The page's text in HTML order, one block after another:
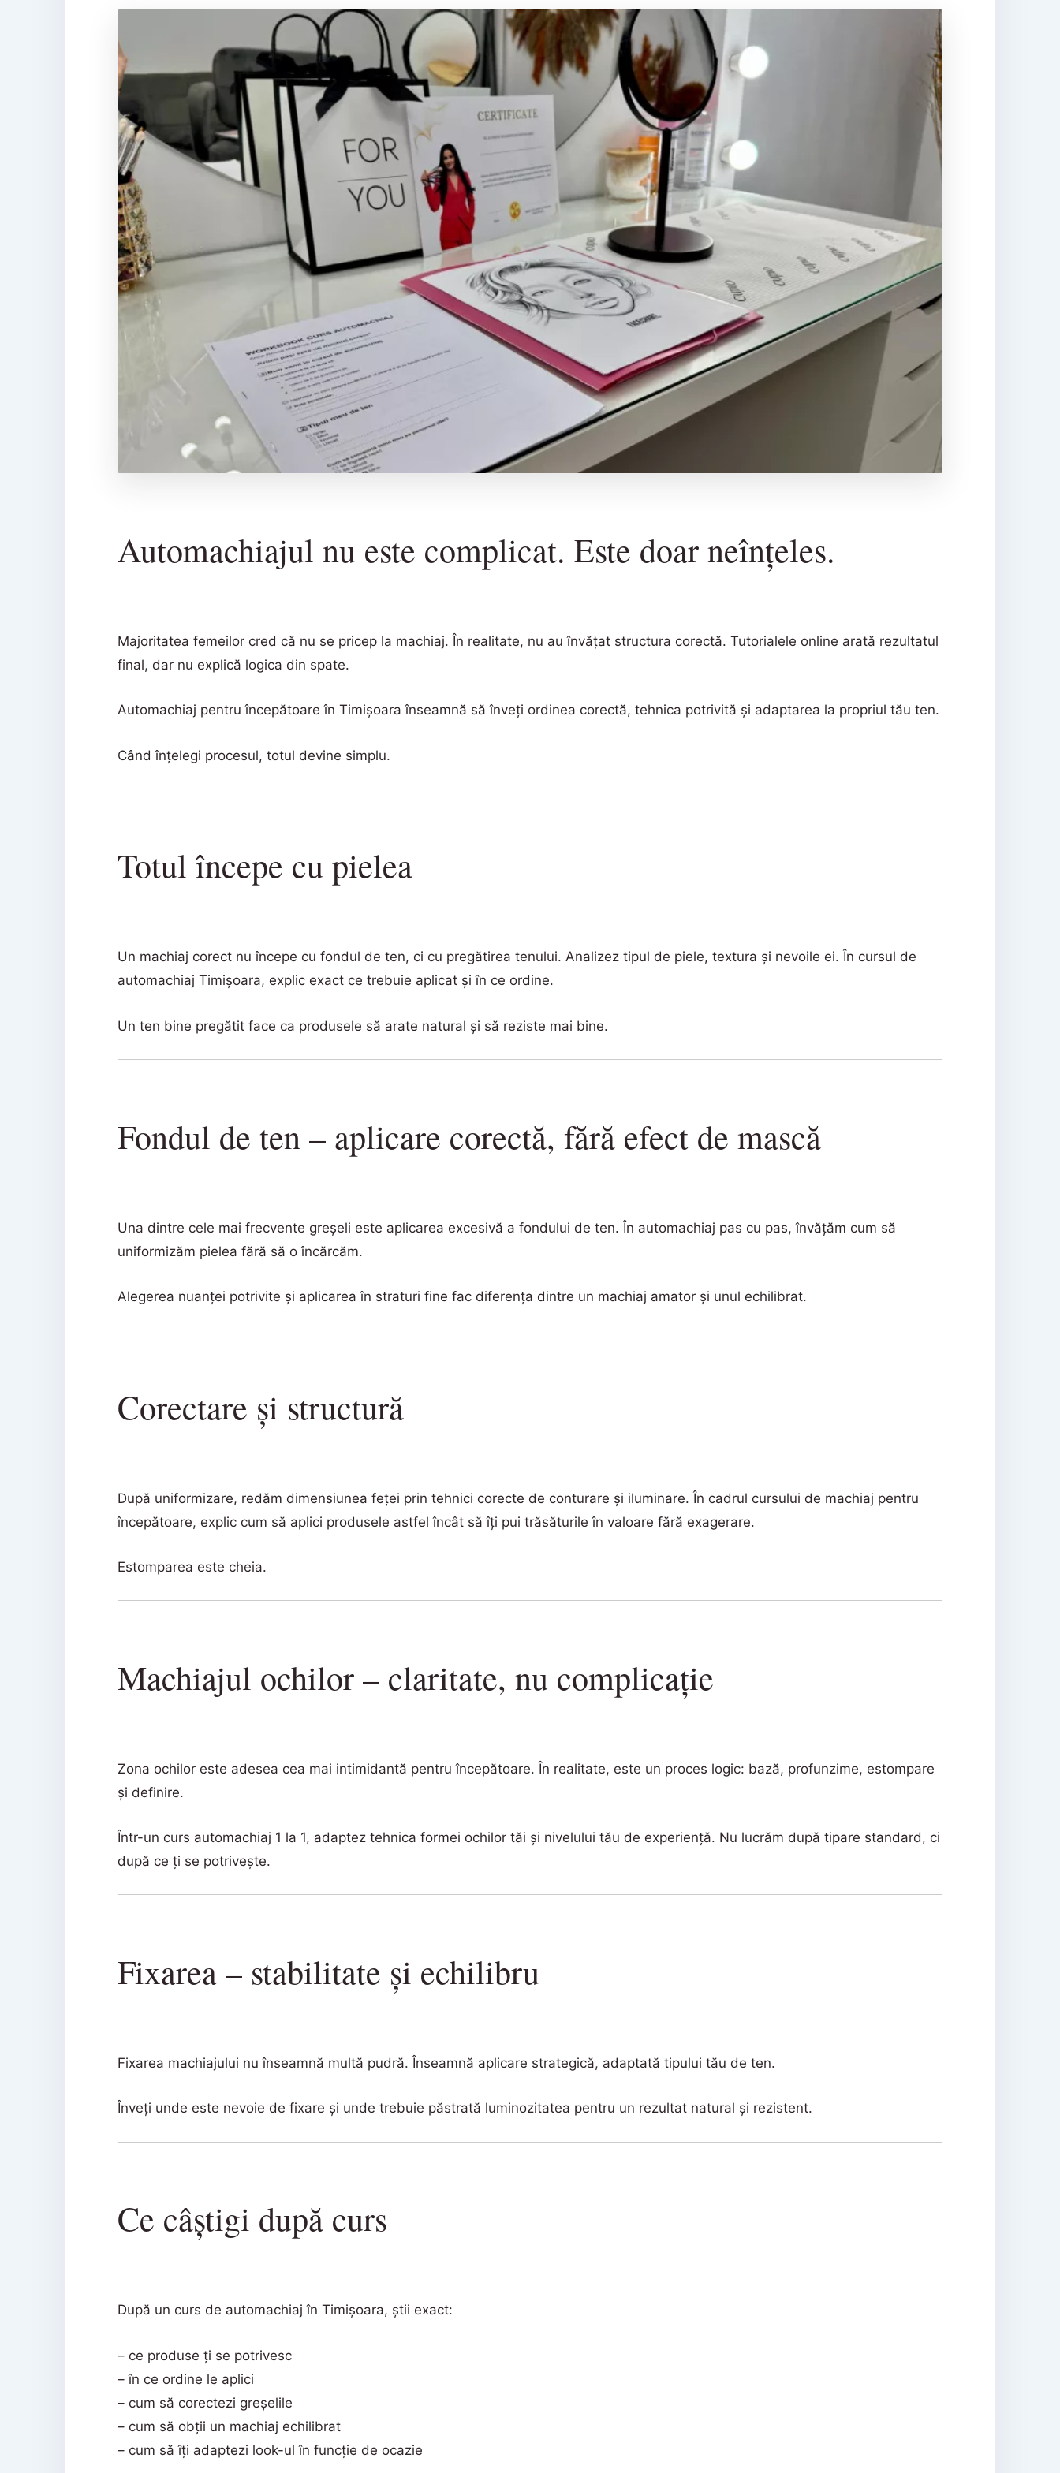
Automachiajul nu este complicat. Este doar neînțeles.
Majoritatea femeilor cred că nu se pricep la machiaj. În realitate, nu au învățat structura corectă. Tutorialele online arată rezultatul
final, dar nu explică logica din spate.
Automachiaj pentru începătoare în Timișoara înseamnă să înveți ordinea corectă, tehnica potrivită și adaptarea la propriul tău ten.
Când înțelegi procesul, totul devine simplu.
Totul începe cu pielea
Un machiaj corect nu începe cu fondul de ten, ci cu pregătirea tenului. Analizez tipul de piele, textura și nevoile ei. În cursul de
automachiaj Timișoara, explic exact ce trebuie aplicat și în ce ordine.
Un ten bine pregătit face ca produsele să arate natural și să reziste mai bine.
Fondul de ten – aplicare corectă, fără efect de mască
Una dintre cele mai frecvente greșeli este aplicarea excesivă a fondului de ten. În automachiaj pas cu pas, învățăm cum să
uniformizăm pielea fără să o încărcăm.
Alegerea nuanței potrivite și aplicarea în straturi fine fac diferența dintre un machiaj amator și unul echilibrat.
Corectare și structură
După uniformizare, redăm dimensiunea feței prin tehnici corecte de conturare și iluminare. În cadrul cursului de machiaj pentru
începătoare, explic cum să aplici produsele astfel încât să îți pui trăsăturile în valoare fără exagerare.
Estomparea este cheia.
Machiajul ochilor – claritate, nu complicație
Zona ochilor este adesea cea mai intimidantă pentru începătoare. În realitate, este un proces logic: bază, profunzime, estompare
și definire.
Într-un curs automachiaj 1 la 1, adaptez tehnica formei ochilor tăi și nivelului tău de experiență. Nu lucrăm după tipare standard, ci
după ce ți se potrivește.
Fixarea – stabilitate și echilibru
Fixarea machiajului nu înseamnă multă pudră. Înseamnă aplicare strategică, adaptată tipului tău de ten.
Înveți unde este nevoie de fixare și unde trebuie păstrată luminozitatea pentru un rezultat natural și rezistent.
Ce câștigi după curs
După un curs de automachiaj în Timișoara, știi exact:
– ce produse ți se potrivesc
– în ce ordine le aplici
– cum să corectezi greșelile
– cum să obții un machiaj echilibrat
– cum să îți adaptezi look-ul în funcție de ocazie